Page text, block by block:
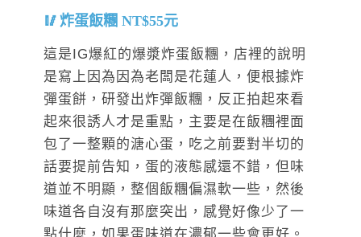
炸蛋飯糰 NT$55元
這是IG爆紅的爆漿炸蛋飯糰，店裡的說明
是寫上因為因為老闆是花蓮人，便根據炸
彈蛋餅，研發出炸彈飯糰，反正拍起來看
起來很誘人才是重點，主要是在飯糰裡面
包了一整顆的溏心蛋，吃之前要對半切的
話要提前告知，蛋的液態感還不錯，但味
道並不明顯，整個飯糰偏濕軟一些，然後
味道各自沒有那麼突出，感覺好像少了一